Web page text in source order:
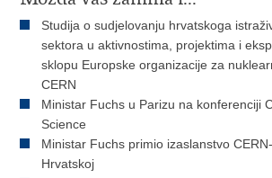
Studija o sudjelovanju hrvatskoga
sektora u aktivnostima, projektima i
sklopu Europske organizacije za
CERN
Ministar Fuchs u Parizu na konferenciji
Science
Ministar Fuchs primio izaslanstvo
Hrvatskoj